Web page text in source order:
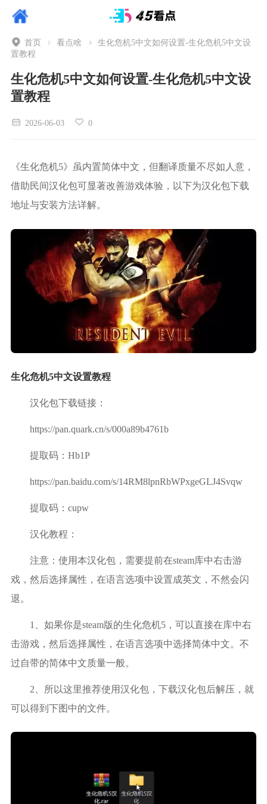
首页 看点啥
生化危机5中文如何设置-生化危机5中文设
置教程
生化危机5中文如何设置-生化危机5中文设
置教程
2026-06-03 0
《生化危机5》虽内置简体中文，但翻译质量不尽如人意，
借助民间汉化包可显著改善游戏体验，以下为汉化包下载
地址与安装方法详解。
生化危机5中文设置教程
汉化包下载链接：
https://pan.quark.cn/s/000a89b4761b
提取码：Hb1P
https://pan.baidu.com/s/14RM8lpnRbWPxgeGLJ4Svqw
提取码：cupw
汉化教程：
注意：使用本汉化包，需要提前在steam库中右击游
戏，然后选择属性，在语言选项中设置成英文，不然会闪
退。
1、如果你是steam版的生化危机5，可以直接在库中右
击游戏，然后选择属性，在语言选项中选择简体中文。不
过自带的简体中文质量一般。
2、所以这里推荐使用汉化包，下载汉化包后解压，就
可以得到下图中的文件。